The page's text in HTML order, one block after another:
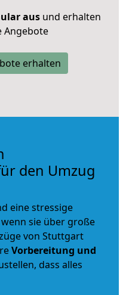
ausund erhalten
Angebote
erhalten
den Umzug
eine stressige
sie über große
von Stuttgart
Vorbereitung und
dass alles